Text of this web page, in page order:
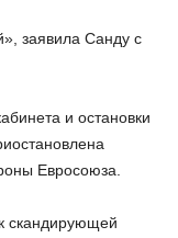
заявила Санду с
и остановки
Евросоюза.
скандирующей